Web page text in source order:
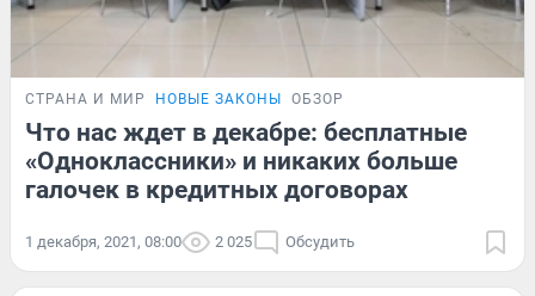
СТРАНА И МИР НОВЫЕ ЗАКОНЫ ОБЗОР
Что нас ждет в декабре: бесплатные
«Одноклассники» и никаких больше
галочек в кредитных договорах
1 декабря, 2021, 08:00 2 025 Обсудить